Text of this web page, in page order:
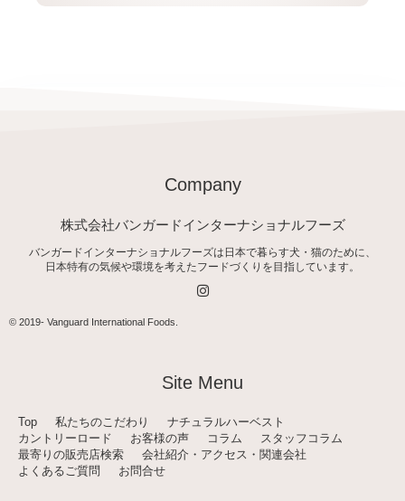
Company
株式会社バンガードインターナショナルフーズ
バンガードインターナショナルフーズは日本で暮らす犬・猫のために、
日本特有の気候や環境を考えたフードづくりを目指しています。
I
n
a
m
© 2019- Vanguard International Foods
Site Menu
Top 私たちのこだわり
ナチュラルハーベスト
カントリーロード
お客様の声 コラム
スタッフコラム
最寄りの販売店検索
会社紹介・アクセス・関連会社
よくあるご質問
お問合せ